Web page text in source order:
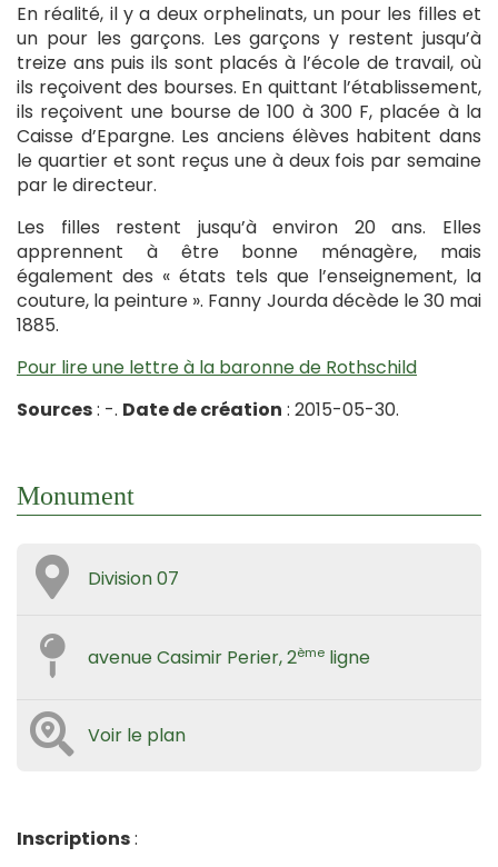
En réalité, il y a deux orphelinats, un pour les filles et
un pour les garçons. Les garçons y restent jusqu’à
treize ans puis ils sont placés à l’école de travail, où
ils reçoivent des bourses. En quittant l’établissement,
ils reçoivent une bourse de 100 à 300 F, placée à la
Caisse d’Epargne. Les anciens élèves habitent dans
le quartier et sont reçus une à deux fois par semaine
par le directeur.
Les filles restent jusqu’à environ 20 ans. Elles
apprennent à être bonne ménagère, mais
également des « états tels que l’enseignement, la
couture, la peinture ». Fanny Jourda décède le 30 mai
1885.
Pour lire une lettre à la baronne de Rothschild
Sources: -. Date de création : 2015-05-30.
Monument
Division 07
avenue Casimir Perier, 2ème ligne
Voir le plan
Inscriptions: